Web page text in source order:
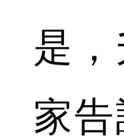
是
家